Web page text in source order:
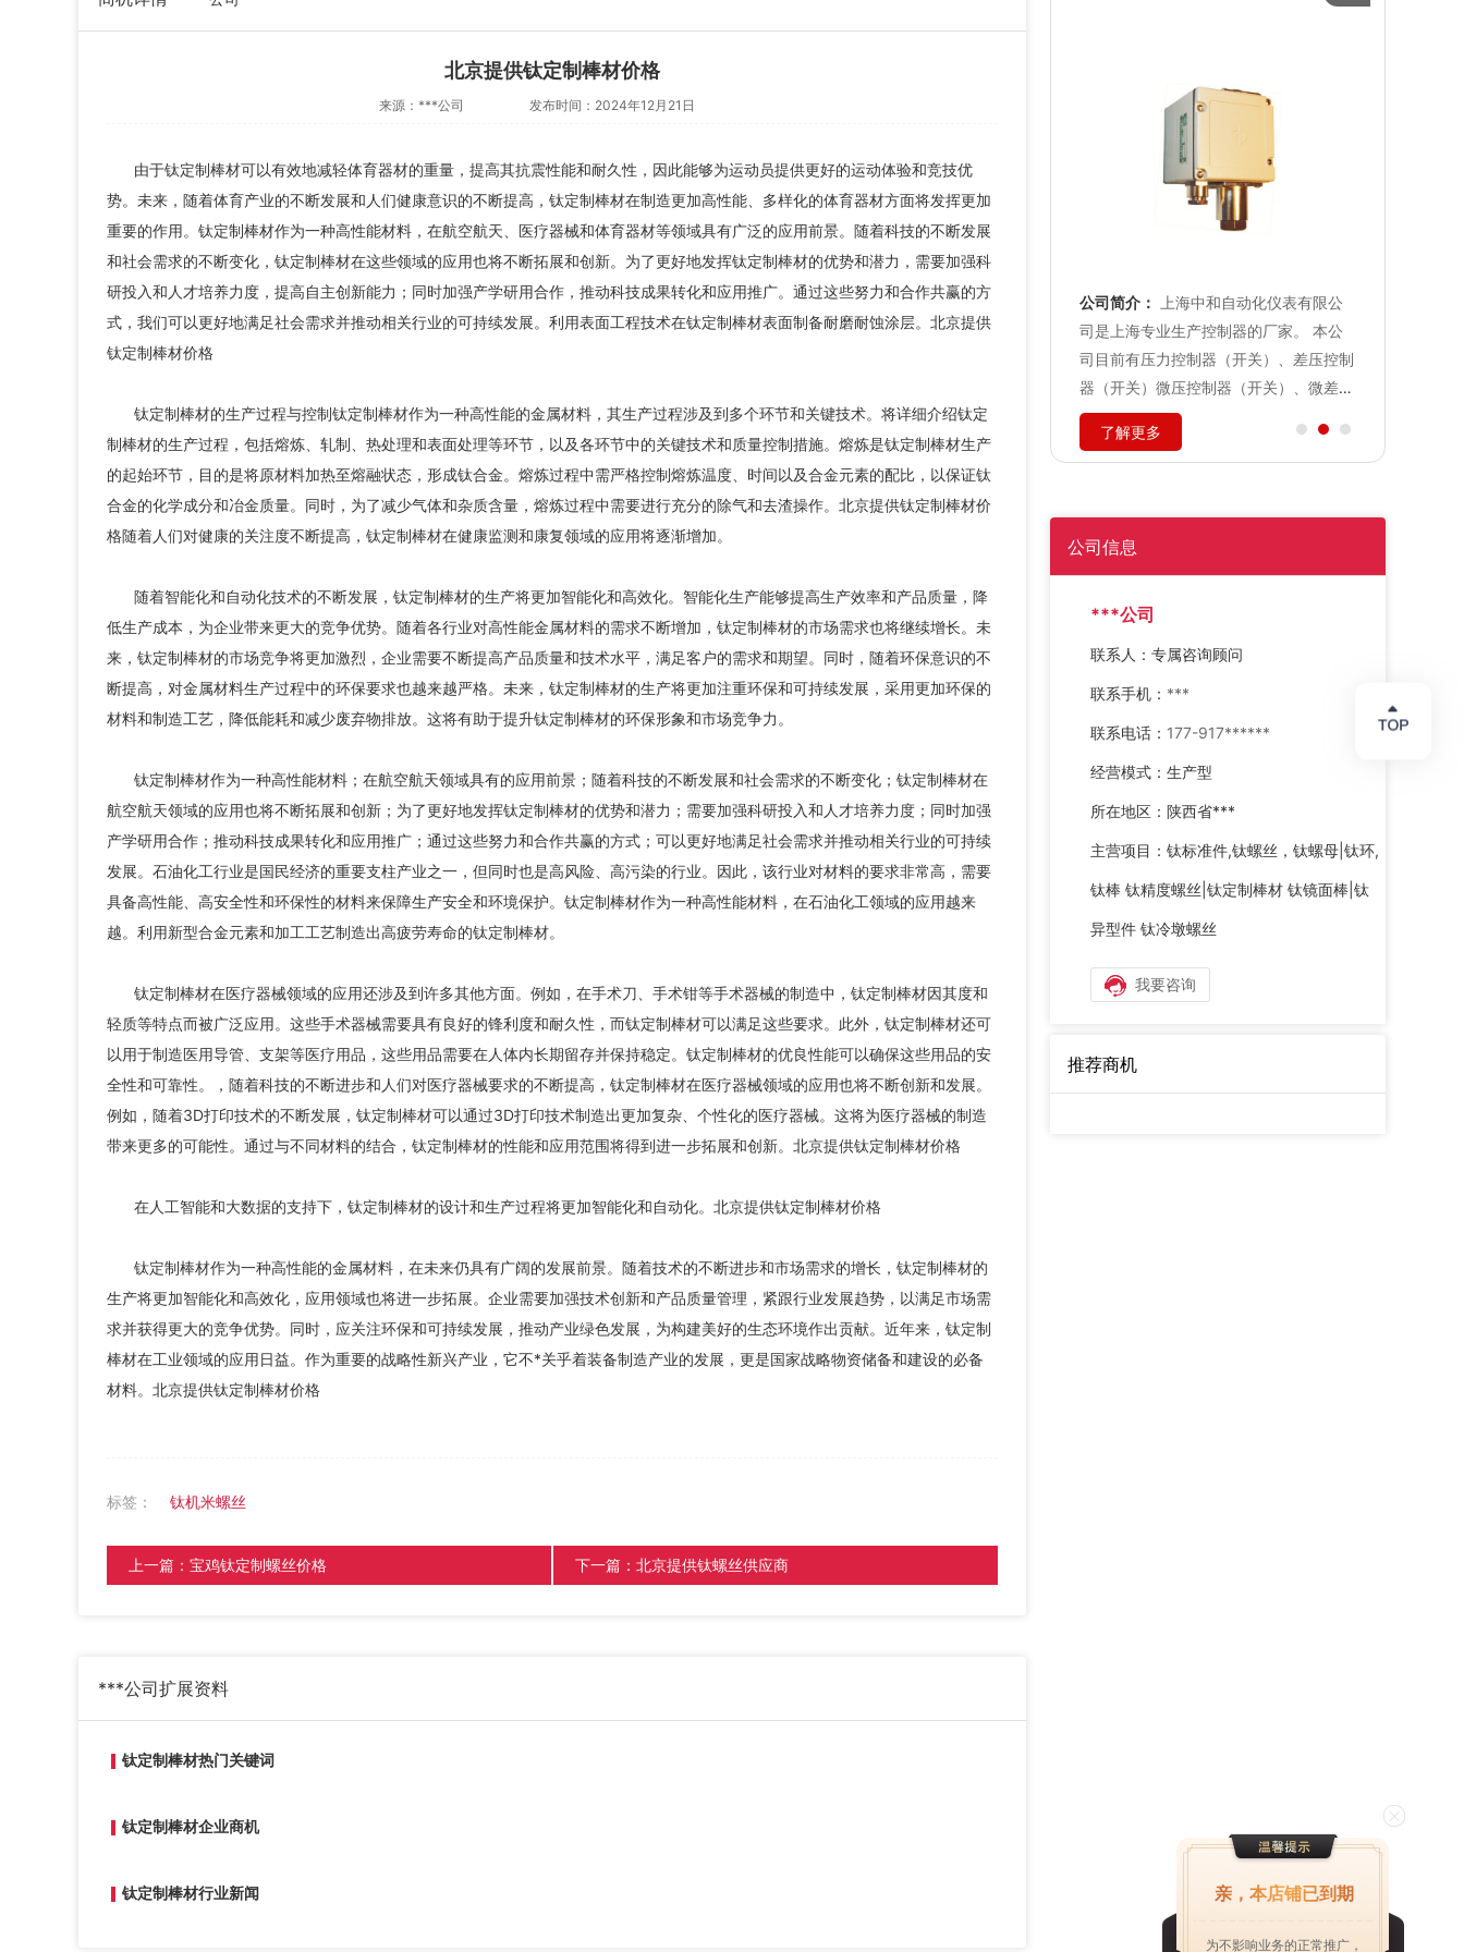
北京提供钛定制棒材价格
来源： ***公司 发布时间：2024年12月21日
由于钛定制棒材可以有效地减轻体育器材的重量，提高其抗震性能和耐久性，因此能够为运动员提供更好的运动体验和竞技优
势。未来，随着体育产业的不断发展和人们健康意识的不断提高，钛定制棒材在制造更加高性能、多样化的体育器材方面将发挥更加
重要的作用。钛定制棒材作为一种高性能材料，在航空航天、医疗器械和体育器材等领域具有广泛的应用前景。随着科技的不断发展
和社会需求的不断变化，钛定制棒材在这些领域的应用也将不断拓展和创新。为了更好地发挥钛定制棒材的优势和潜力，需要加强科
研投入和人才培养力度，提高自主创新能力；同时加强产学研用合作，推动科技成果转化和应用推广。通过这些努力和合作共赢的方
式，我们可以更好地满足社会需求并推动相关行业的可持续发展。利用表面工程技术在钛定制棒材表面制备耐磨耐蚀涂层。北京提供
钛定制棒材价格
钛定制棒材的生产过程与控制钛定制棒材作为一种高性能的金属材料，其生产过程涉及到多个环节和关键技术。将详细介绍钛定
制棒材的生产过程，包括熔炼、轧制、热处理和表面处理等环节，以及各环节中的关键技术和质量控制措施。熔炼是钛定制棒材生产
的起始环节，目的是将原材料加热至熔融状态，形成钛合金。熔炼过程中需严格控制熔炼温度、时间以及合金元素的配比，以保证钛
合金的化学成分和冶金质量。同时，为了减少气体和杂质含量，熔炼过程中需要进行充分的除气和去渣操作。北京提供钛定制棒材价
格随着人们对健康的关注度不断提高，钛定制棒材在健康监测和康复领域的应用将逐渐增加。
随着智能化和自动化技术的不断发展，钛定制棒材的生产将更加智能化和高效化。智能化生产能够提高生产效率和产品质量，降
低生产成本，为企业带来更大的竞争优势。随着各行业对高性能金属材料的需求不断增加，钛定制棒材的市场需求也将继续增长。未
来，钛定制棒材的市场竞争将更加激烈，企业需要不断提高产品质量和技术水平，满足客户的需求和期望。同时，随着环保意识的不
断提高，对金属材料生产过程中的环保要求也越来越严格。未来，钛定制棒材的生产将更加注重环保和可持续发展，采用更加环保的
材料和制造工艺，降低能耗和减少废弃物排放。这将有助于提升钛定制棒材的环保形象和市场竞争力。
钛定制棒材作为一种高性能材料；在航空航天领域具有的应用前景；随着科技的不断发展和社会需求的不断变化；钛定制棒材在
航空航天领域的应用也将不断拓展和创新；为了更好地发挥钛定制棒材的优势和潜力；需要加强科研投入和人才培养力度；同时加强
产学研用合作；推动科技成果转化和应用推广；通过这些努力和合作共赢的方式；可以更好地满足社会需求并推动相关行业的可持续
发展。石油化工行业是国民经济的重要支柱产业之一，但同时也是高风险、高污染的行业。因此，该行业对材料的要求非常高，需要
具备高性能、高安全性和环保性的材料来保障生产安全和环境保护。钛定制棒材作为一种高性能材料，在石油化工领域的应用越来
越。利用新型合金元素和加工工艺制造出高疲劳寿命的钛定制棒材。
钛定制棒材在医疗器械领域的应用还涉及到许多其他方面。例如，在手术刀、手术钳等手术器械的制造中，钛定制棒材因其度和
轻质等特点而被广泛应用。这些手术器械需要具有良好的锋利度和耐久性，而钛定制棒材可以满足这些要求。此外，钛定制棒材还可
以用于制造医用导管、支架等医疗用品，这些用品需要在人体内长期留存并保持稳定。钛定制棒材的优良性能可以确保这些用品的安
全性和可靠性。，随着科技的不断进步和人们对医疗器械要求的不断提高，钛定制棒材在医疗器械领域的应用也将不断创新和发展。
例如，随着3D打印技术的不断发展，钛定制棒材可以通过3D打印技术制造出更加复杂、个性化的医疗器械。这将为医疗器械的制造
带来更多的可能性。通过与不同材料的结合，钛定制棒材的性能和应用范围将得到进一步拓展和创新。北京提供钛定制棒材价格
在人工智能和大数据的支持下，钛定制棒材的设计和生产过程将更加智能化和自动化。北京提供钛定制棒材价格
钛定制棒材作为一种高性能的金属材料，在未来仍具有广阔的发展前景。随着技术的不断进步和市场需求的增长，钛定制棒材的
生产将更加智能化和高效化，应用领域也将进一步拓展。企业需要加强技术创新和产品质量管理，紧跟行业发展趋势，以满足市场需
求并获得更大的竞争优势。同时，应关注环保和可持续发展，推动产业绿色发展，为构建美好的生态环境作出贡献。近年来，钛定制
棒材在工业领域的应用日益。作为重要的战略性新兴产业，它不*关乎着装备制造产业的发展，更是国家战略物资储备和建设的必备
材料。北京提供钛定制棒材价格
标签： 钛机米螺丝
上一篇： 宝鸡钛定制螺丝价格 下一篇： 北京提供钛螺丝供应商
***公司扩展资料
钛定制棒材热门关键词
钛定制棒材企业商机
钛定制棒材行业新闻
公司简介： 上海苏迈建筑装潢有限公司
是一家建筑、建材的企业，是经国家相关
上海嘉定区黄家花园路555弄2楼。上海
苏迈建筑装潢有限公司本着“客户第一，
诚信至上”的原则，与多家企业建立了
长...
公司简介： 上海欧迈特是国内一家集传
动设备研究开发，制造和销售的专业性企
主营产品有四大系列硬齿面减速机,大功
率齿轮箱,蜗轮减速机,行星减速机,摆线针
轮减速机,精密行星减速机,完善的...
公司简介：
上海中和自动化仪表有限公
司是上海专业生产控制器的厂家。 本公
司目前有压力控制器（开关）、差压控制
器（开关）微压控制器（开关）、微差压
控制器（开关）、温度控制器（开关）、
流量控制器（开关）、液位控制器（开
了解更多
公司信息
***公司
联系人： 专属咨询顾问
联系手机： ***
联系电话： 177-917******
经营模式： 生产型
所在地区： 陕西省***
主营项目： 钛标准件,钛螺丝，钛螺母|钛环,
钛棒 钛精度螺丝|钛定制棒材 钛镜面棒|钛
异型件 钛冷墩螺丝
我要咨询
推荐商机
亲，本店铺已到期
为不影响业务的正常推广，